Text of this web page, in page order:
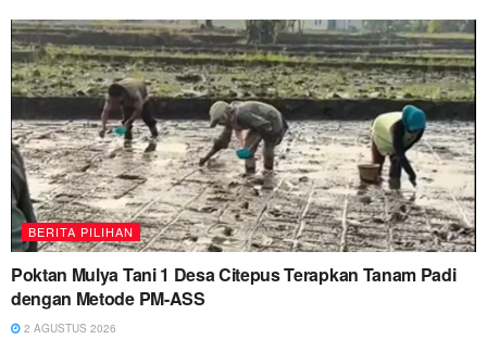
BERITA PILIHAN
Poktan Mulya Tani 1 Desa Citepus Terapkan Tanam Padi
dengan Metode PM-ASS
2 AGUSTUS 2026